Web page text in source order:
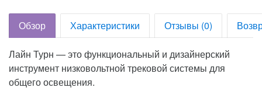
Обзор Характеристики Отзывы (0)
Лайн Турн — это функциональный и дизайнерский
инструмент низковольтной трековой системы для
общего освещения.